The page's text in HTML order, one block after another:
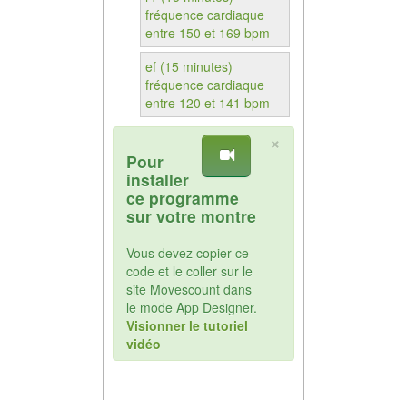
Outils & Réseaux
fréquence cardiaque
entre 150 et 169 bpm
ef (15 minutes)
fréquence cardiaque
entre 120 et 141 bpm
×
Pour
installer
ce programme
sur votre montre
Vous devez copier ce
code et le coller sur le
site Movescount dans
le mode App Designer.
Visionner le tutoriel
vidéo